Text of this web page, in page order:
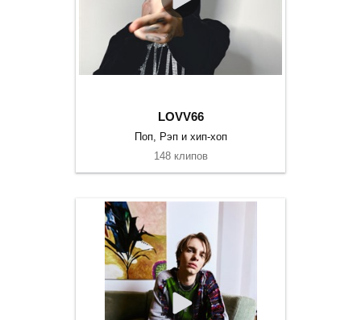
LOVV66
Поп, Рэп и хип-хоп
148 клипов